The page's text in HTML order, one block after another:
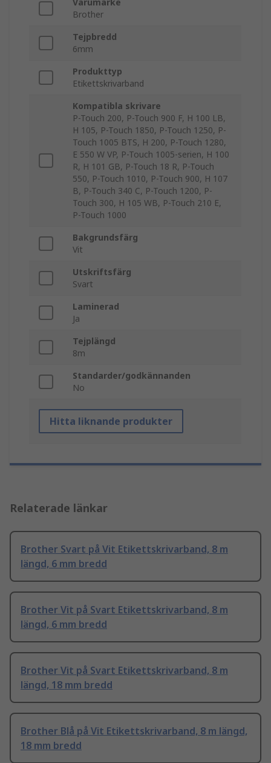
Varumärke
Brother
Tejpbredd
6mm
Produkttyp
Etikettskrivarband
Kompatibla skrivare
P-Touch 200, P-Touch 900 F, H 100 LB,
H 105, P-Touch 1850, P-Touch 1250, P-
Touch 1005 BTS, H 200, P-Touch 1280,
E 550 W VP, P-Touch 1005-serien, H 100
R, H 101 GB, P-Touch 18 R, P-Touch
550, P-Touch 1010, P-Touch 900, H 107
B, P-Touch 340 C, P-Touch 1200, P-
Touch 300, H 105 WB, P-Touch 210 E,
P-Touch 1000
Bakgrundsfärg
Vit
Utskriftsfärg
Svart
Laminerad
Ja
Tejplängd
8m
Standarder/godkännanden
No
Hitta liknande produkter
Relaterade länkar
Brother Svart på Vit Etikettskrivarband, 8 m
längd, 6 mm bredd
Brother Vit på Svart Etikettskrivarband, 8 m
längd, 6 mm bredd
Brother Vit på Svart Etikettskrivarband, 8 m
längd, 18 mm bredd
Brother Blå på Vit Etikettskrivarband, 8 m längd,
18 mm bredd